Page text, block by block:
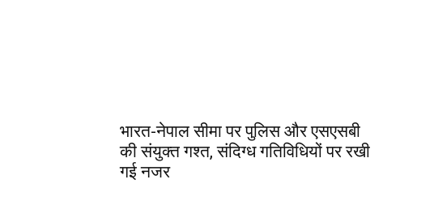
भारत-नेपाल सीमा पर पुलिस और एसएसबी
की संयुक्त गश्त, संदिग्ध गतिविधियों पर रखी
गई नजर